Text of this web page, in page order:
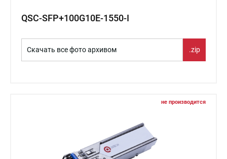
QSC-SFP+100G10E-1550-I
Скачать все фото архивом .zip
не производится